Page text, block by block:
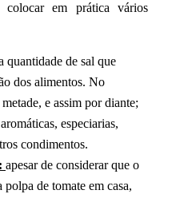
em prática vários
quantidade de sal que
dos alimentos. No
e assim por diante;
especiarias,
condimentos.
apesar de considerar que o
de tomate em casa,